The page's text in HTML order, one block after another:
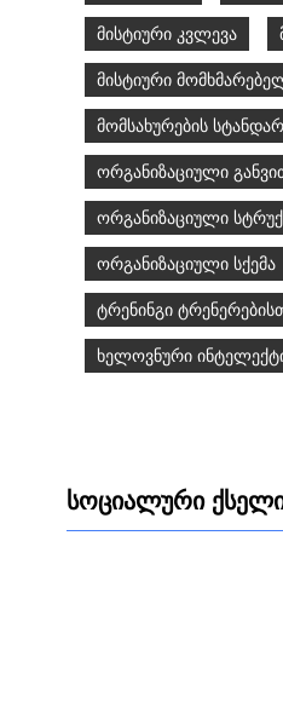
მისტიური კვლევა
მისტიური
მომსახურების
ორგანიზაციული
ორგანიზაციული
ორგანიზაციული სქემა
ტრენინგი
ხელოვნური
სოციალური